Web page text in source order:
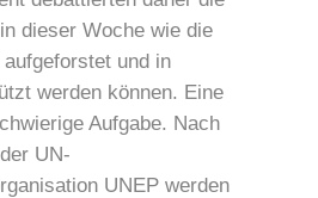
dieser Woche wie die
und in
werden können. Eine
Aufgabe. Nach
UN-
UNEP werden